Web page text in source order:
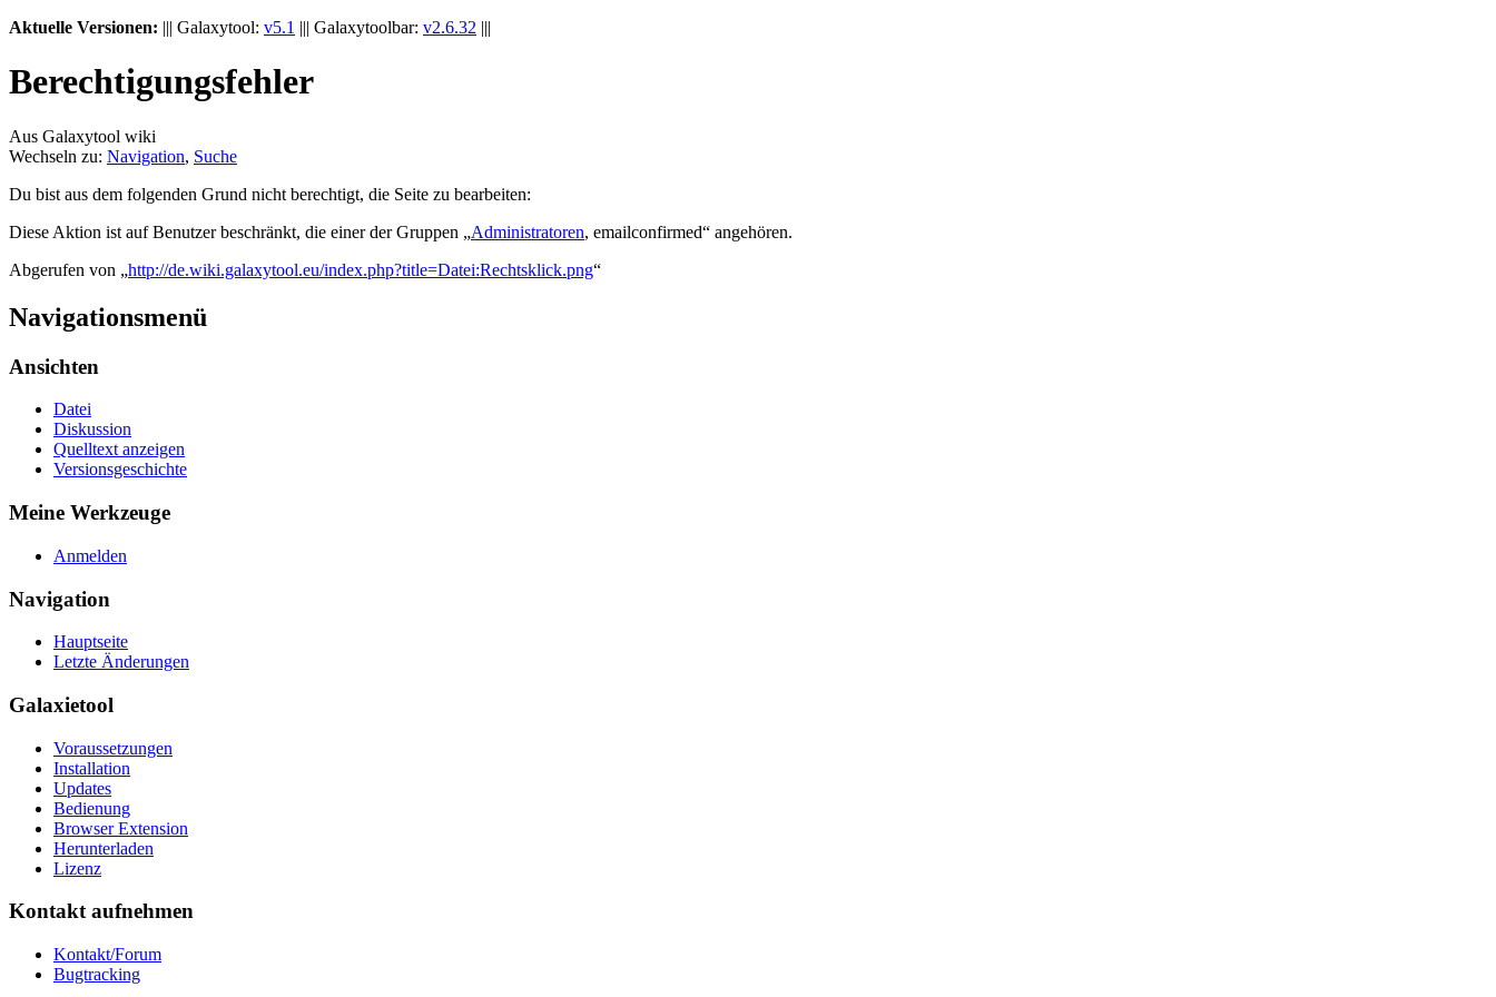
Aktuelle Versionen: ||| Galaxytool: v5.1 ||| Galaxytoolbar: v2.6.32 |||
Berechtigungsfehler
Aus Galaxytool wiki
Wechseln zu: Navigation, Suche
Du bist aus dem folgenden Grund nicht berechtigt, die Seite zu bearbeiten:
Diese Aktion ist auf Benutzer beschränkt, die einer der Gruppen „Administratoren, emailconfirmed“ angehören.
Abgerufen von „http://de.wiki.galaxytool.eu/index.php?title=Datei:Rechtsklick.png“
Navigationsmenü
Ansichten
Datei
Diskussion
Quelltext anzeigen
Versionsgeschichte
Meine Werkzeuge
Anmelden
Navigation
Hauptseite
Letzte Änderungen
Galaxietool
Voraussetzungen
Installation
Updates
Bedienung
Browser Extension
Herunterladen
Lizenz
Kontakt aufnehmen
Kontakt/Forum
Bugtracking